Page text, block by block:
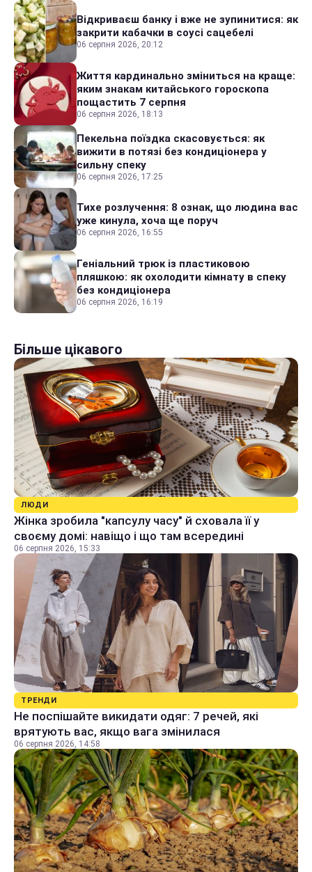
Відкриваєш банку і вже не зупинитися: як
закрити кабачки в соусі сацебелі
06 серпня 2026, 20:12
Життя кардинально зміниться на краще:
яким знакам китайського гороскопа
пощастить 7 серпня
06 серпня 2026, 18:13
Пекельна поїздка скасовується: як
вижити в потязі без кондиціонера у
сильну спеку
06 серпня 2026, 17:25
Тихе розлучення: 8 ознак, що людина вас
уже кинула, хоча ще поруч
06 серпня 2026, 16:55
Геніальний трюк із пластиковою
пляшкою: як охолодити кімнату в спеку
без кондиціонера
06 серпня 2026, 16:19
Більше цікавого
ЛЮДИ
Жінка зробила "капсулу часу" й сховала її у
своєму домі: навіщо і що там всередині
06 серпня 2026, 15:33
ТРЕНДИ
Не поспішайте викидати одяг: 7 речей, які
врятують вас, якщо вага змінилася
06 серпня 2026, 14:58